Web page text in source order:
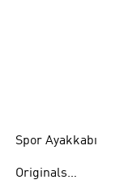
Spor Ayakkabı
Originals